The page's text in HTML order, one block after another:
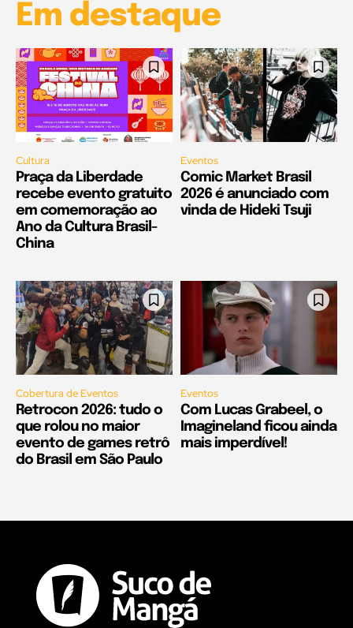
Em destaque
Cultura
Praça da Liberdade
recebe evento gratuito
em comemoração ao
Ano da Cultura Brasil-
China
Eventos
Comic Market Brasil
2026 é anunciado com
vinda de Hideki Tsuji
Cobertura de Eventos
Retrocon 2026: tudo o
que rolou no maior
evento de games retrô
do Brasil em São Paulo
Eventos
Com Lucas Grabeel, o
Imagineland ficou ainda
mais imperdível!